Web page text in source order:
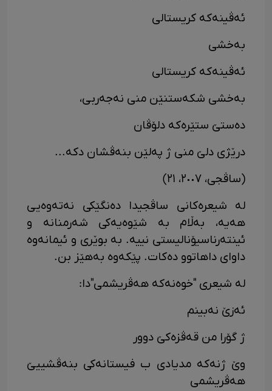
ئەڤینەکە کریستالی
بەخشی
ئەڤینەکە کریستالی
بەخشی شکەستنێن منی نەجەربی،
دەستێ ستێرەکە دلۆڤان
درێژی دلێ منی ژ پەلێن بنەڤشان دکە...
(ساڤجی، ٢٠٠٧، ٢١)
لە شیعرەکانی ساڤجیدا دەنگێکی نەتەوەیی
هەیە، بەڵام بە شێوەیەکی شەرمنانە و
ئینتەرناسیۆنالیستی نییە. بە بوێری و ئیمانەوە
داوای داهاتوو دەکات. پێکەوە بەهێز بن.
لە شیعری "خوەنەکە هەڤریشمی"دا:
ئەزێ نەبینم
ژ گۆرا من قەڤزەکێ دوور
وێ ژنەکە مدیادی ب فیستانەکی بنەڤشییێ
هەڤریشمی